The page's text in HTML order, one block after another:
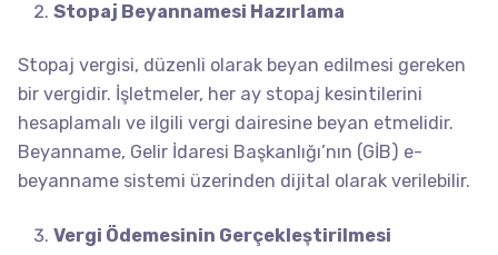
Stopaj Beyannamesi Hazırlama
Stopaj vergisi, düzenli olarak beyan edilmesi gereken
bir vergidir. İşletmeler, her ay stopaj kesintilerini
hesaplamalı ve ilgili vergi dairesine beyan etmelidir.
Beyanname, Gelir İdaresi Başkanlığı’nın (GİB) e-
beyanname sistemi üzerinden dijital olarak verilebilir.
Vergi Ödemesinin Gerçekleştirilmesi